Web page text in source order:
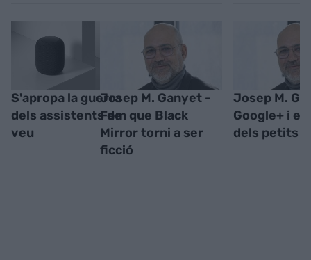
S'apropa la guerra
dels assistents de
veu
Josep M. Ganyet -
Fem que Black
Mirror torni a ser
ficció
Josep M.
Google+ i el
dels petits